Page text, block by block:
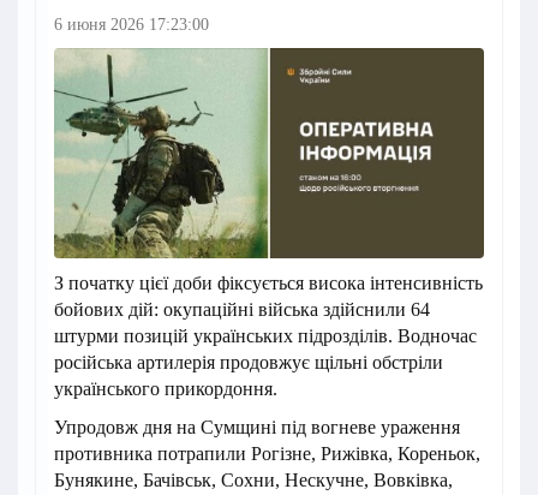
6 июня 2026 17:23:00
З початку цієї доби фіксується висока інтенсивність
бойових дій: окупаційні війська здійснили 64
штурми позицій українських підрозділів. Водночас
російська артилерія продовжує щільні обстріли
українського прикордоння.
Упродовж дня на Сумщині під вогневе ураження
противника потрапили Рогізне, Рижівка, Кореньок,
Бунякине, Бачівськ, Сохни, Нескучне, Вовківка,